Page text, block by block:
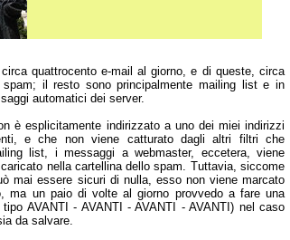
quattrocento e-mail al giorno, e di queste, circa
il resto sono principalmente mailing list e in
automatici dei server.
è esplicitamente indirizzato a uno dei miei indirizzi
e che non viene catturato dagli altri filtri che
list, i messaggi a webmaster, eccetera, viene
nella cartellina dello spam. Tuttavia, siccome
mai essere sicuri di nulla, esso non viene marcato
ma un paio di volte al giorno provvedo a fare una
AVANTI - AVANTI - AVANTI - AVANTI) nel caso
da salvare.